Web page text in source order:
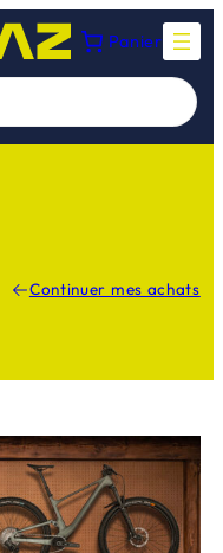
Panier
Continuer mes achats